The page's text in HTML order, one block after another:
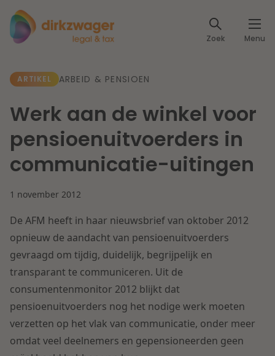
Zoek Menu
Expertises
Fiscaal
Arbeid & Pensioen
IE & Innovatie
Herstructurering & Insolventie
Energie
Lees meer
Lees meer
Artikelen
Klantcases
Events
Specialisten
Over Dirkzwager
Internationale partners
Nieuws
Werken bij
Contact
Nederlands
ARTIKEL ARBEID & PENSIOEN
Werk aan de winkel voor
pensioenuitvoerders in
communicatie-uitingen
1 november 2012
De AFM heeft in haar nieuwsbrief van oktober 2012
opnieuw de aandacht van pensioenuitvoerders
gevraagd om tijdig, duidelijk, begrijpelijk en
transparant te communiceren. Uit de
consumentenmonitor 2012 blijkt dat
pensioenuitvoerders nog het nodige werk moeten
verzetten op het vlak van communicatie, onder meer
omdat veel deelnemers en gepensioneerden geen